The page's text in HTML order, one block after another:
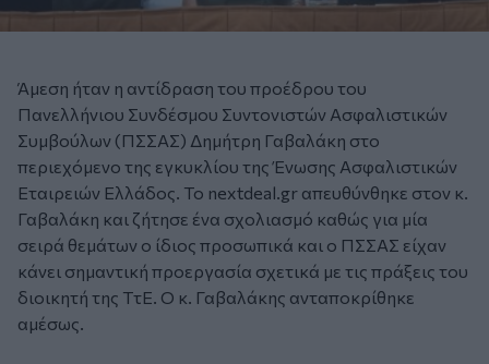
Άμεση ήταν η αντίδραση του προέδρου του
Πανελλήνιου Συνδέσμου Συντονιστών Ασφαλιστικών
Συμβούλων (ΠΣΣΑΣ) Δημήτρη Γαβαλάκη στο
περιεχόμενο της εγκυκλίου της Ένωσης Ασφαλιστικών
Εταιρειών Ελλάδος. Το nextdeal.gr απευθύνθηκε στον κ.
Γαβαλάκη και ζήτησε ένα σχολιασμό καθώς για μία
σειρά θεμάτων ο ίδιος προσωπικά και ο ΠΣΣΑΣ είχαν
κάνει σημαντική προεργασία σχετικά με τις πράξεις του
διοικητή της ΤτΕ. Ο κ. Γαβαλάκης ανταποκρίθηκε
αμέσως.